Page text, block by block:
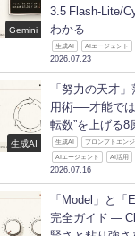
Gemini
3.5 Flash-Lite/
わかる
生成AI AIエージェント
2026.07.23
生成AI
「努力の天才
用術──才能で
転数”を上げる8
生成AI プロンプトエン
AIエージェント AI活用
2026.07.16
「Model」と「
完全ガイド ―